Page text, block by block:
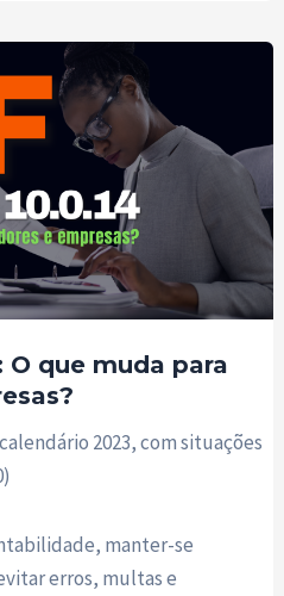
O que muda para
2023, com situações
manter-se
erros, multas e